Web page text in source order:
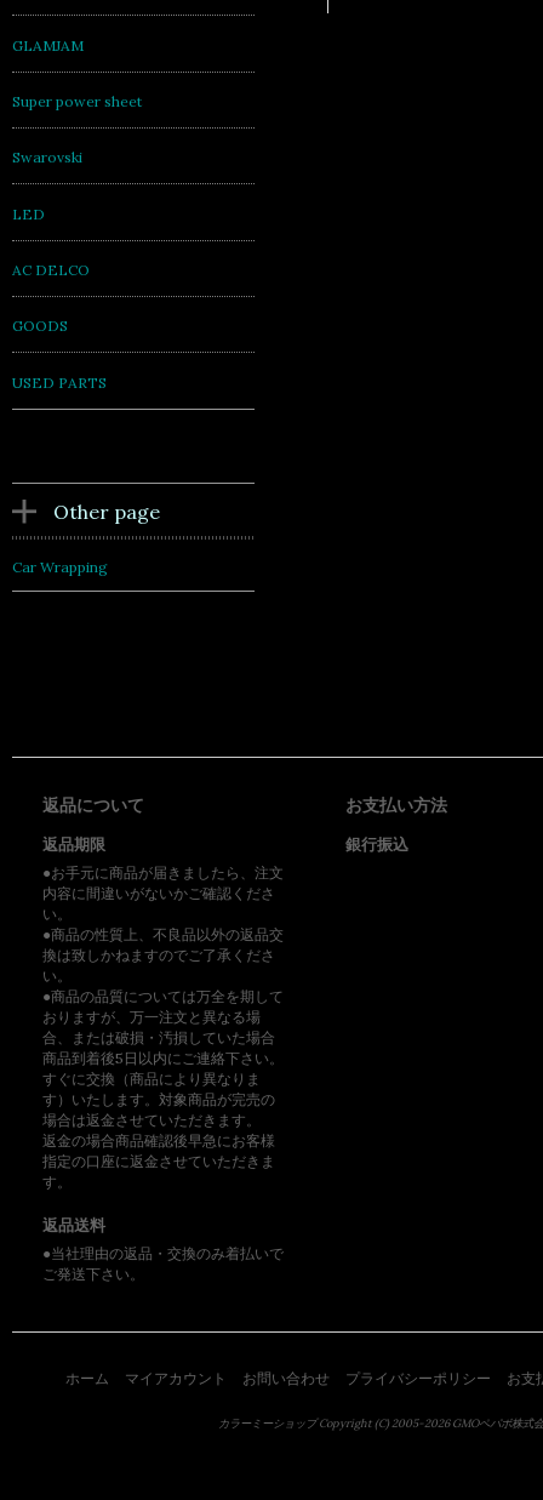
GLAMJAM
Super power sheet
Swarovski
LED
AC DELCO
GOODS
USED PARTS
Other page
Car Wrapping
返品について
返品期限
●お手元に商品が届きましたら、注文
内容に間違いがないかご確認くださ
い。
●商品の性質上、不良品以外の返品交
換は致しかねますのでご了承くださ
い。
●商品の品質については万全を期して
おりますが、万一注文と異なる場
合、または破損・汚損していた場合
商品到着後5日以内にご連絡下さい。
すぐに交換（商品により異なりま
す）いたします。対象商品が完売の
場合は返金させていただきます。
返金の場合商品確認後早急にお客様
指定の口座に返金させていただきま
す。
返品送料
●当社理由の返品・交換のみ着払いで
ご発送下さい。
お支払い方法
銀行振込
ホーム マイアカウント お問い合わせ プライバシーポリシー お支
カラーミーショップCopyright (C) 2005-2026GMOペパボ株式